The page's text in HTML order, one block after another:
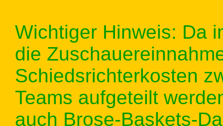
Wichtiger Hinweis: Da
die
Schiedsrichterkosten
Teams aufgeteilt
auch Brose-Baskets-